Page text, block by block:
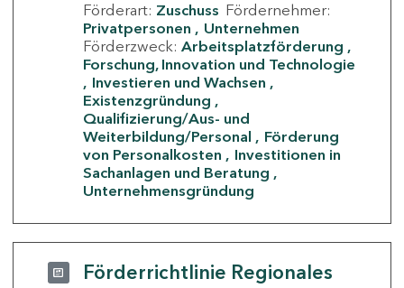
Förderart: Zuschuss Fördernehmer:
Privatpersonen
Unternehmen
Förderzweck: Arbeitsplatzförderung
Forschung, Innovation und Technologie
Investieren und Wachsen
Existenzgründung
Qualifizierung/Aus- und
Weiterbildung/Personal
Förderung
von Personalkosten
Investitionen in
Sachanlagen und Beratung
Unternehmensgründung
Förderrichtlinie Regionales